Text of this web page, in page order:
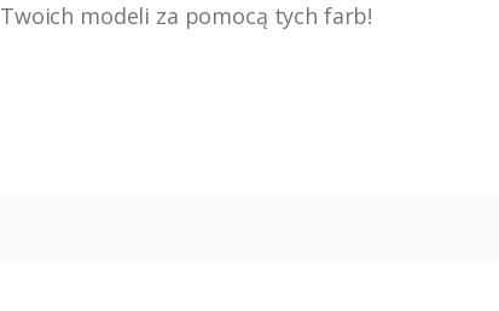
Twoich modeli za pomocą tych farb!